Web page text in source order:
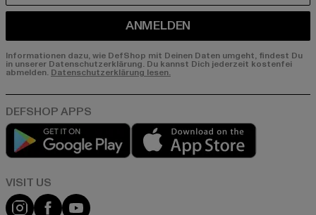
ANMELDEN
Informationen dazu, wie DefShop mit Deinen Daten umgeht, findest Du
in unserer Datenschutzerklärung. Du kannst Dich jederzeit kostenfei
abmelden. Datenschutzerklärung lesen.
Play market
Visit our Instagram page:
Visit our Facebook page:
Visit our YouTube channel: